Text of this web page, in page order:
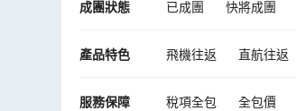
成團狀態 已成團 快將成團
產品特色 飛機往返 直航往返
服務保障 稅項全包 全包價